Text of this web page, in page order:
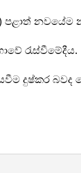
නවයේම
රැස්වීමේදීය.
දුෂ්කර බවද